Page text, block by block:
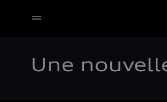
Une